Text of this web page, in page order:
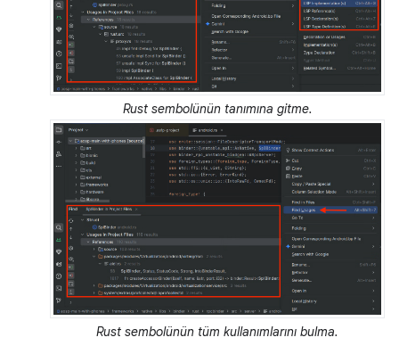
Rust sembolünün tanımına gitme.
Rust sembolünün tüm kullanımlarını bulma.